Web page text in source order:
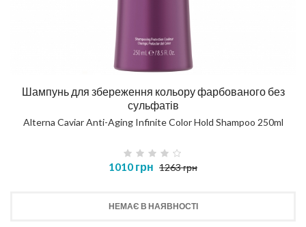
Шампунь для збереження кольору фарбованого без
сульфатів
Alterna Caviar Anti-Aging Infinite Color Hold Shampoo 250ml
1010 грн 1263 грн
НЕМАЄ В НАЯВНОСТІ